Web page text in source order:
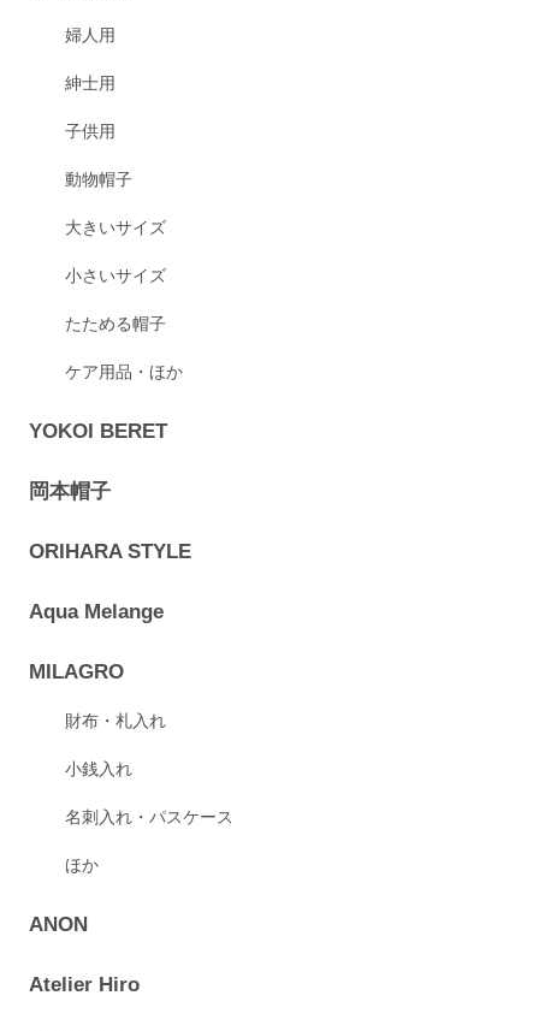
婦人用
紳士用
子供用
動物帽子
大きいサイズ
小さいサイズ
たためる帽子
ケア用品・ほか
YOKOI BERET
岡本帽子
ORIHARA STYLE
Aqua Melange
MILAGRO
財布・札入れ
小銭入れ
名刺入れ・パスケース
ほか
ANON
Atelier Hiro